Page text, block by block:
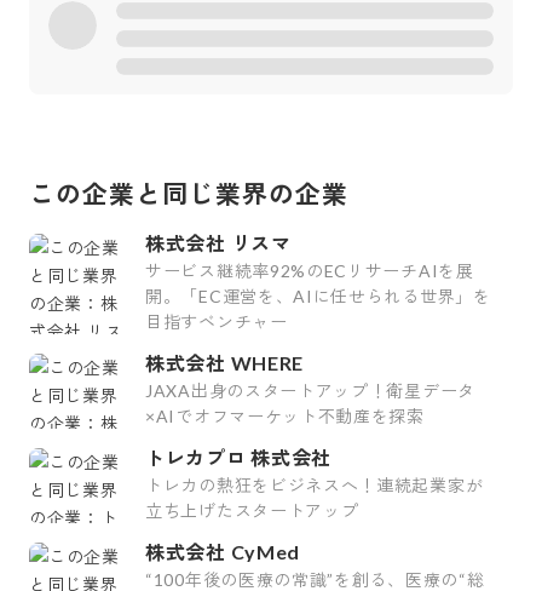
この企業と同じ業界の企業
株式会社 リスマ
サービス継続率92%のECリサーチAIを展
開。「EC運営を、AIに任せられる世界」を
目指すベンチャー
株式会社 WHERE
JAXA出身のスタートアップ！衛星データ
×AIでオフマーケット不動産を探索
トレカプロ 株式会社
トレカの熱狂をビジネスへ！連続起業家が
立ち上げたスタートアップ
株式会社 CyMed
“100年後の医療の常識”を創る、医療の“総